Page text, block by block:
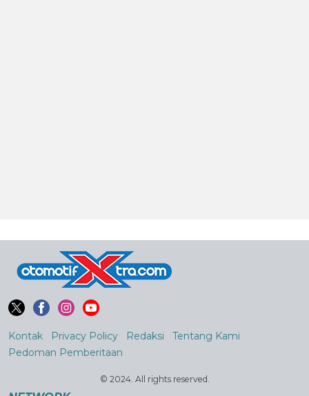
Kontak Privacy Policy Redaksi
Tentang Kami
Pedoman Pemberitaan
© 2024. All rights reserved.